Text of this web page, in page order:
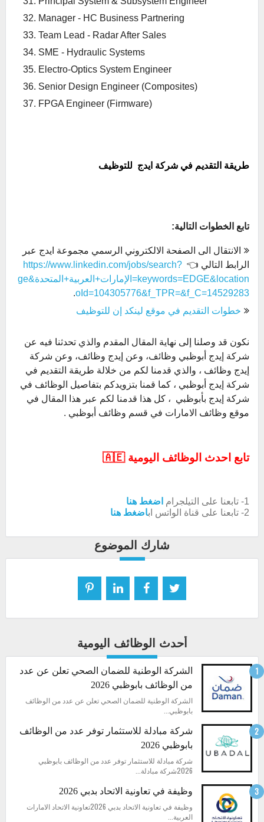
Manager - HC Business Partnering
Team Lead - Radar After Sales
SME - Hydraulic Systems
Electro-Optics System Engineer
Senior Design Engineer (Composites)
FPGA Engineer (Firmware)
طريقة التقديم في شركة ايدج للتوظيف
تابع الخطوات التالية:
الانتقال الى الصفحة الالكتروني الرسمي مجموعة ايدج عبر
الرابط التالي 👈 https://www.linkedin.com/jobs/search?
keywords=EDGE&location=الإمارات+العربية+المتحدة&ge
oId=104305776&f_TPR=&f_C=14529283
.
خطوات التقديم في موقع لينكد إن للتوظيف
نكون قد وصلنا إلى نهاية المقال المقدم والذي تحدثنا فيه عن
شركة إيدج أبوظبي وظائف، وعن إيدج وظائف، وعن شركة
إيدج وظائف ، والذي قدمنا لكم من خلالة طريقة التقديم في
شركة إيدج أبوظبي ، كما قمنا بتزويدكم بتفاصيل الوظائف في
شركة إيدج بأبوظبي ، كل هذا قدمنا لكم عبر هذا المقال في
موقع وظائف الامارات في قسم وظائف أبوظبي .
تابع احدث الوظائف اليومية 🇦🇪
1- تابعنا على التيلجرام
اضغط هنا
2- تابعنا على قناة الواتس اب
اضغط هنا
شارك الموضوع
أحدث الوظائف اليومية
الشركة الوطنية للضمان الصحي تعلن عن عدد
من الوظائف بابوظبي 2026
الشركة الوطنية للضمان الصحي تعلن عن عدد من الوظائف
بابوظبي...
شركة مبادلة للاستثمار توفر عدد من الوظائف
بابوظبي 2026
شركة مبادلة للاستثمار توفر عدد من الوظائف بابوظبي
2026شركة مبادلة...
وظيفة في تعاونية الاتحاد بدبي 2026
وظيفة في تعاونية الاتحاد بدبي 2026تعاونية الاتحاد الامارات
العربية...